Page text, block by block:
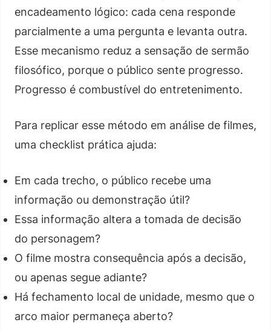
encadeamento lógico: cada cena responde
parcialmente a uma pergunta e levanta outra.
Esse mecanismo reduz a sensação de sermão
filosófico, porque o público sente progresso.
Progresso é combustível do entretenimento.
Para replicar esse método em análise de filmes,
uma checklist prática ajuda:
Em cada trecho, o público recebe uma
informação ou demonstração útil?
Essa informação altera a tomada de decisão
do personagem?
O filme mostra consequência após a decisão,
ou apenas segue adiante?
Há fechamento local de unidade, mesmo que o
arco maior permaneça aberto?